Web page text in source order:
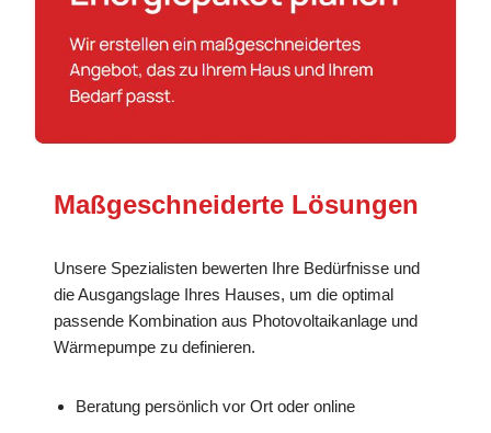
Maßgeschneiderte Lösungen
Unsere Spezialisten bewerten Ihre Bedürfnisse und
die Ausgangslage Ihres Hauses, um die optimal
passende Kombination aus Photovoltaikanlage und
Wärmepumpe zu definieren.
Beratung persönlich vor Ort oder online